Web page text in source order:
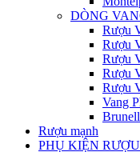
DÒNG
Rượu
Rượu
Rượu
Rượu
Rượu
Vang
Rượu mạnh
PHỤ KIỆN